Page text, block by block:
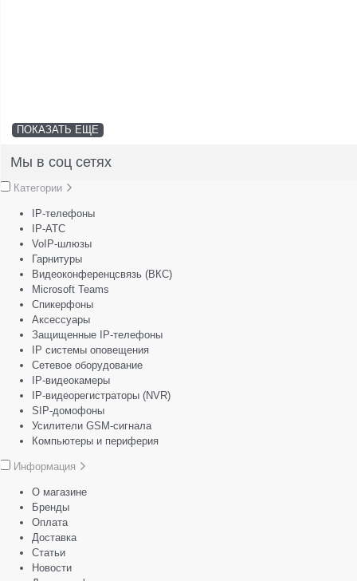
ПОКАЗАТЬ ЕЩЕ
Мы в соц сетях
Категории
IP-телефоны
IP-АТС
VoIP-шлюзы
Гарнитуры
Видеоконференцсвязь (ВКС)
Microsoft Teams
Спикерфоны
Аксессуары
Защищенные IP-телефоны
IP системы оповещения
Сетевое оборудование
IP-видеокамеры
IP-видеорегистраторы (NVR)
SIP-домофоны
Усилители GSM-сигнала
Компьютеры и периферия
Информация
О магазине
Бренды
Оплата
Доставка
Статьи
Новости